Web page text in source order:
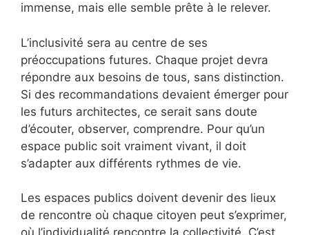
immense, mais elle semble prête à le relever.
L’inclusivité sera au centre de ses
préoccupations futures. Chaque projet devra
répondre aux besoins de tous, sans distinction.
Si des recommandations devaient émerger pour
les futurs architectes, ce serait sans doute
d’écouter, observer, comprendre. Pour qu’un
espace public soit vraiment vivant, il doit
s’adapter aux différents rythmes de vie.
Les espaces publics doivent devenir des lieux
de rencontre où chaque citoyen peut s’exprimer,